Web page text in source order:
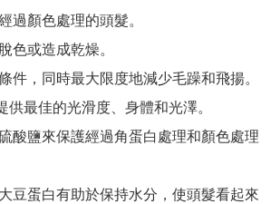
過顏色處理的頭髮。
色或造成乾燥。
件，同時最大限度地減少毛躁和飛揚。
供最佳的光滑度、身體和光澤。
酸鹽來保護經過角蛋白處理和顏色處理
豆蛋白有助於保持水分，使頭髮看起來